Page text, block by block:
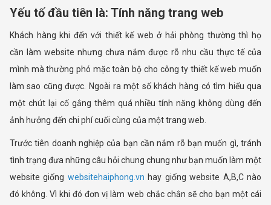
Yếu tố đầu tiên là: Tính năng trang web
Khách hàng khi đến với thiết kế web ở hải phòng thường thì họ
cần làm website nhưng chưa nắm được rõ nhu cầu thực tế của
mình mà thường phó mặc toàn bộ cho công ty thiết kế web muốn
làm sao cũng được. Ngoài ra một số khách hàng có tìm hiểu qua
một chút lại cố gắng thêm quá nhiều tính năng không dùng đến
ảnh hưởng đến chi phí cuối cùng của một trang web.
Trước tiên doanh nghiệp của bạn cần nắm rõ bạn muốn gì, tránh
tình trạng đưa những câu hỏi chung chung như bạn muốn làm một
website giống websitehaiphong.vn hay giống website A,B,C nào
đó không. Vì khi đó đơn vị làm web chắc chắn sẽ cho bạn một cái